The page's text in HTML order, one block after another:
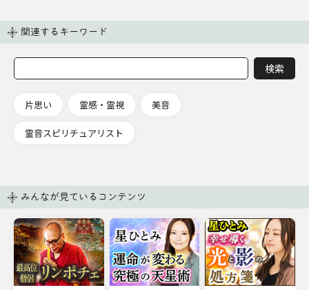
関連するキーワード
片思い 霊感・霊視 美音
霊音スピリチュアリスト
みんなが見ているコンテンツ